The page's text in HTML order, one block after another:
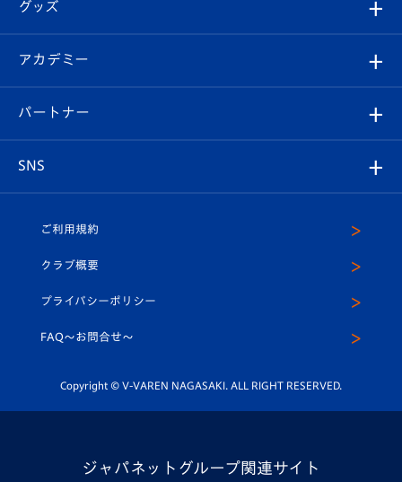
チケット
イベント
メディア
ホームタウン
スタッフプロフィール
マスコット紹介
平和祈念活動
ホームタウン活動
Revive Team
ヴィヴィくんの長崎おもてなしガイド
フォトギャラリー
スタジアムグルメ
V-LOVERS（ファンクラブ）
プレイヤーズスイート
グッズ
オンラインショップ
店舗情報
アカデミー
育成からのお知らせ
U-18
スクール
パートナー
SNS
ヴィヴィくんインスタグラム
公式LINE＠
ご利用規約
クラブ概要
プライバシーポリシー
FAQ〜お問合せ〜
Copyright © V-VAREN NAGASAKI. ALL RIGHT RESERVED.
ジャパネットグループ関連サイト